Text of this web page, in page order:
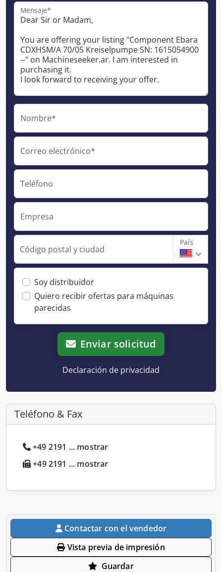
Mensaje*
Nombre*
Correo electrónico*
Teléfono
Empresa
Código postal y ciudad
País
Soy distribuidor
Quiero recibir ofertas para máquinas
parecidas
Enviar solicitud
Declaración de privacidad
Teléfono & Fax
+49 2191 ... mostrar
+49 2191 ... mostrar
Contactar con el vendedor
Vista previa de impresión
Guardar